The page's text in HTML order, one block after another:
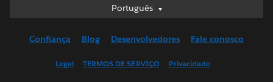
Português
Português
English (UK)
Confiança Blog Desenvolvedores Fale conosco
Legal TERMOS DE SERVIÇO Privacidade